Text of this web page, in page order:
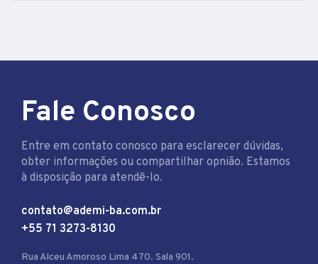
Fale Conosco
Entre em contato conosco para esclarecer dúvidas,
obter informações ou compartilhar opnião. Estamos
à disposição para atendê-lo.
contato@ademi-ba.com.br
+55 71 3273-8130
Rua Alceu Amoroso Lima 470. Sala 901.